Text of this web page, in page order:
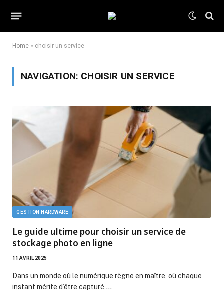
Home » choisir un service
NAVIGATION: CHOISIR UN SERVICE
GESTION HARDWARE
Le guide ultime pour choisir un service de
stockage photo en ligne
11 AVRIL 2025
Dans un monde où le numérique règne en maître, où chaque
instant mérite d’être capturé,…